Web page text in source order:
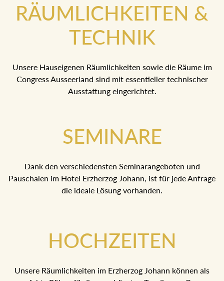
RÄUMLICHKEITEN &
TECHNIK
Unsere Hauseigenen Räumlichkeiten sowie die Räume im
Congress Ausseerland sind mit essentieller technischer
Ausstattung eingerichtet.
SEMINARE
Dank den verschiedensten Seminarangeboten und
Pauschalen im Hotel Erzherzog Johann, ist für jede Anfrage
die ideale Lösung vorhanden.
HOCHZEITEN
Unsere Räumlichkeiten im Erzherzog Johann können als